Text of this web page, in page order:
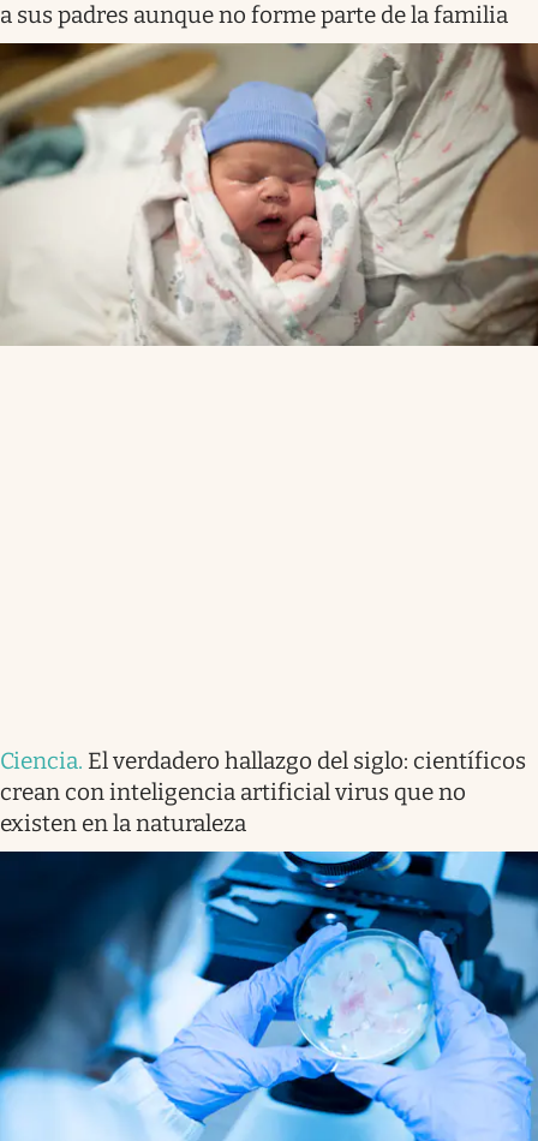
a sus padres aunque no forme parte de la familia
Ciencia. El verdadero hallazgo del siglo: científicos
crean con inteligencia artificial virus que no
existen en la naturaleza